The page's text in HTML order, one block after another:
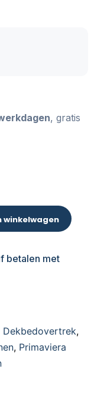
, gratis
winkelwagen
betalen met
Dekbedovertrek,
, Primaviera